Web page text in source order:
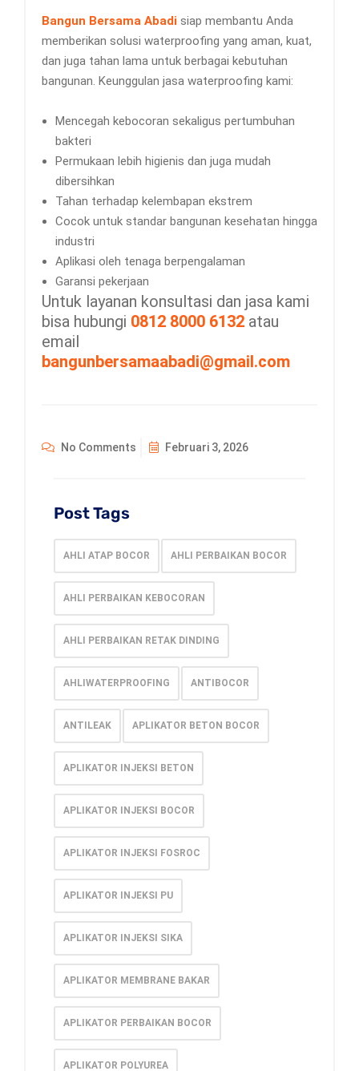
Bangun Bersama Abadi siap membantu Anda
memberikan solusi waterproofing yang aman, kuat,
dan juga tahan lama untuk berbagai kebutuhan
bangunan. Keunggulan jasa waterproofing kami:
Mencegah kebocoran sekaligus pertumbuhan
bakteri
Permukaan lebih higienis dan juga mudah
dibersihkan
Tahan terhadap kelembapan ekstrem
Cocok untuk standar bangunan kesehatan hingga
industri
Aplikasi oleh tenaga berpengalaman
Garansi pekerjaan
Untuk layanan konsultasi dan jasa kami
bisa hubungi 0812 8000 6132 atau
email
bangunbersamaabadi@gmail.com
No Comments Februari 3, 2026
Post Tags
AHLI ATAP BOCOR AHLI PERBAIKAN BOCOR
AHLI PERBAIKAN KEBOCORAN
AHLI PERBAIKAN RETAK DINDING
AHLIWATERPROOFING ANTIBOCOR
ANTILEAK APLIKATOR BETON BOCOR
APLIKATOR INJEKSI BETON
APLIKATOR INJEKSI BOCOR
APLIKATOR INJEKSI FOSROC
APLIKATOR INJEKSI PU
APLIKATOR INJEKSI SIKA
APLIKATOR MEMBRANE BAKAR
APLIKATOR PERBAIKAN BOCOR
APLIKATOR POLYUREA